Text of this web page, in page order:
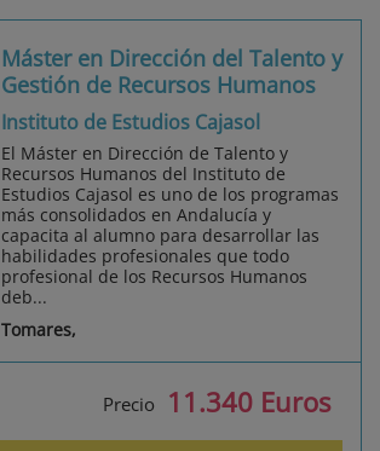
Máster en Dirección del Talento y
Gestión de Recursos Humanos
Instituto de Estudios Cajasol
El Máster en Dirección de Talento y
Recursos Humanos del Instituto de
Estudios Cajasol es uno de los programas
más consolidados en Andalucía y
capacita al alumno para desarrollar las
habilidades profesionales que todo
profesional de los Recursos Humanos
deb...
Tomares,
Precio 11.340 Euros